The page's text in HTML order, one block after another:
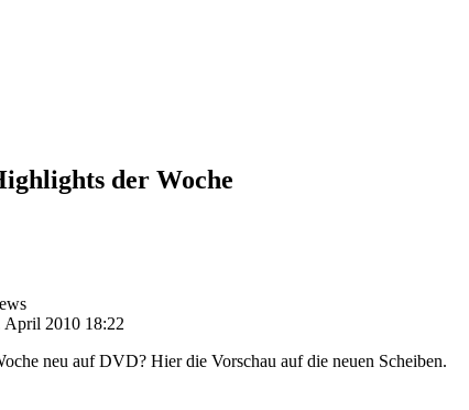
der Woche
2010 18:22
neu auf DVD? Hier die Vorschau auf die neuen Scheiben.